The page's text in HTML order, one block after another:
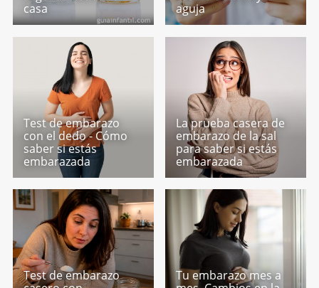
casa
aguja
Test de embarazo
con el dedo - Cómo
saber si estás
embarazada
La prueba casera de
embarazo de la sal
para saber si estás
embarazada
Test de embarazo
Tu embarazo mes a